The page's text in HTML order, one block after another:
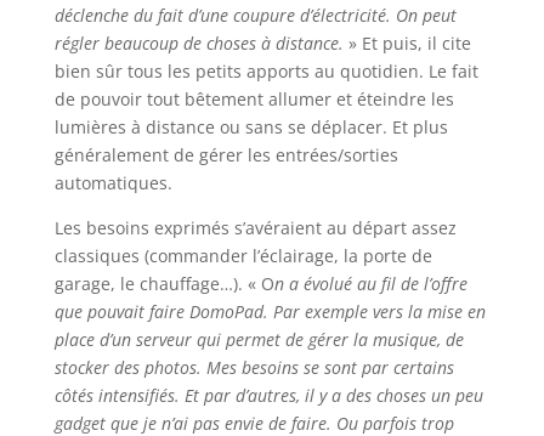
déclenche du fait d’une coupure d’électricité. On peut
régler beaucoup de choses à distance. » Et puis, il cite
bien sûr tous les petits apports au quotidien. Le fait
de pouvoir tout bêtement allumer et éteindre les
lumières à distance ou sans se déplacer. Et plus
généralement de gérer les entrées/sorties
automatiques.
Les besoins exprimés s’avéraient au départ assez
classiques (commander l’éclairage, la porte de
garage, le chauffage…). « On a évolué au fil de l’offre
que pouvait faire DomoPad. Par exemple vers la mise en
place d’un serveur qui permet de gérer la musique, de
stocker des photos. Mes besoins se sont par certains
côtés intensifiés. Et par d’autres, il y a des choses un peu
gadget que je n’ai pas envie de faire. Ou parfois trop